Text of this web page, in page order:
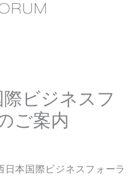
ビジネスフ
ご案内
本国際ビジネスフォーラ